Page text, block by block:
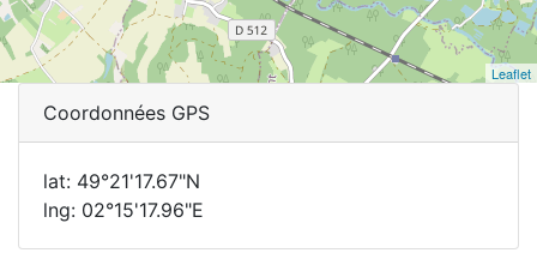
Leaflet
Coordonnées GPS
lat: 49°21'17.67"N
lng: 02°15'17.96"E